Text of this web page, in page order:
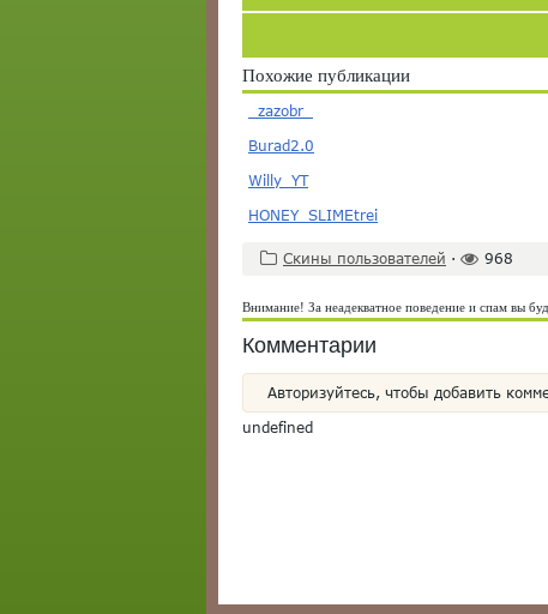
Похожие публикации
_zazobr_
Burad2.0
Willy_YT
HONEY_SLIMEtrei
Скины пользователей · 968
Внимание! За неадекватное поведение и спам вы
Комментарии
Авторизуйтесь, чтобы добавить
undefined